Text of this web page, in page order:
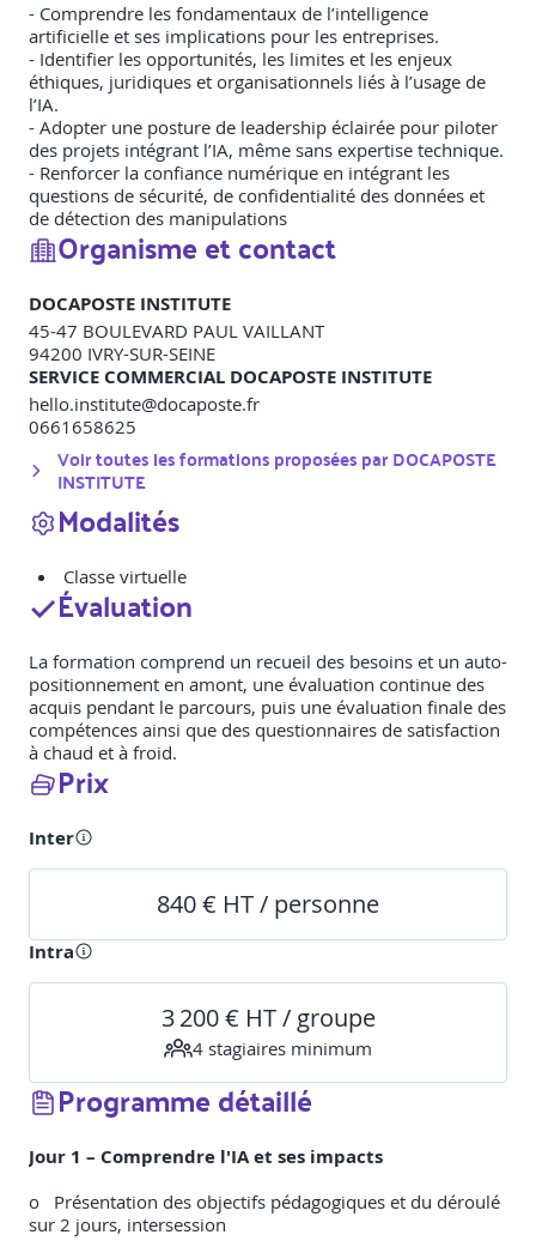
- Comprendre les fondamentaux de l’intelligence
artificielle et ses implications pour les entreprises.
- Identifier les opportunités, les limites et les enjeux
éthiques, juridiques et organisationnels liés à l’usage de
l’IA.
- Adopter une posture de leadership éclairée pour piloter
des projets intégrant l’IA, même sans expertise technique.
- Renforcer la confiance numérique en intégrant les
questions de sécurité, de confidentialité des données et
de détection des manipulations
Organisme et contact
DOCAPOSTE INSTITUTE
45-47 BOULEVARD PAUL VAILLANT
94200 IVRY-SUR-SEINE
SERVICE COMMERCIAL DOCAPOSTE INSTITUTE
hello.institute@docaposte.fr
0661658625
Voir toutes les formations proposées parDOCAPOSTE
INSTITUTE
Modalités
Classe virtuelle
Évaluation
La formation comprend un recueil des besoins et un auto-
positionnement en amont, une évaluation continue des
acquis pendant le parcours, puis une évaluation finale des
compétences ainsi que des questionnaires de satisfaction
à chaud et à froid.
Prix
Inter
840 € HT / personne
Intra
3 200 € HT / groupe
4 stagiaires minimum
Programme détaillé
Jour 1 – Comprendre l'IA et ses impacts
o Présentation des objectifs pédagogiques et du déroulé
sur 2 jours, intersession